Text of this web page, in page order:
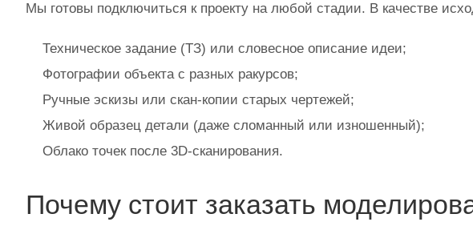
Мы готовы подключиться к проекту на любой стадии. В качестве
Техническое задание (ТЗ) или словесное описание идеи;
Фотографии объекта с разных ракурсов;
Ручные эскизы или скан‑копии старых чертежей;
Живой образец детали (даже сломанный или изношенный);
Облако точек после 3D‑сканирования.
Почему стоит заказать